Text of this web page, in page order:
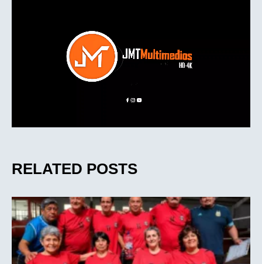
RELATED POSTS